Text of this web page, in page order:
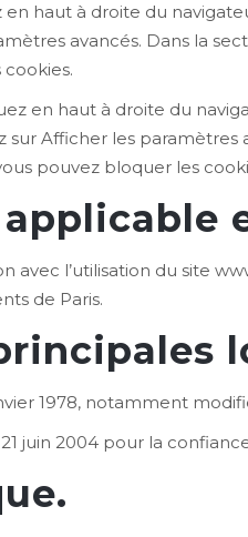
en haut à droite du
avancés. Dans la
en haut à droite du
sur Afficher les paramètres
pouvez bloquer les
avec l’utilisation du site
de Paris.
1978, notamment
juin 2004 pour la